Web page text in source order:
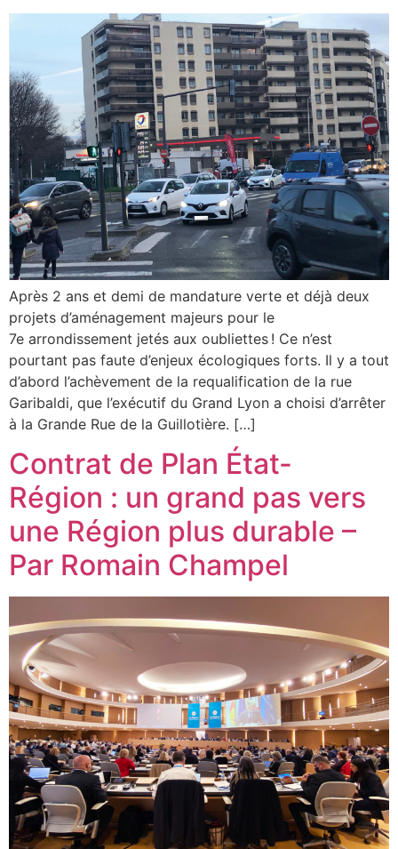
Après 2 ans et demi de mandature verte et déjà deux
projets d’aménagement majeurs pour le
7e arrondissement jetés aux oubliettes ! Ce n’est
pourtant pas faute d’enjeux écologiques forts. Il y a tout
d’abord l’achèvement de la requalification de la rue
Garibaldi, que l’exécutif du Grand Lyon a choisi d’arrêter
à la Grande Rue de la Guillotière. […]
Contrat de Plan État-
Région : un grand pas vers
une Région plus durable –
Par Romain Champel